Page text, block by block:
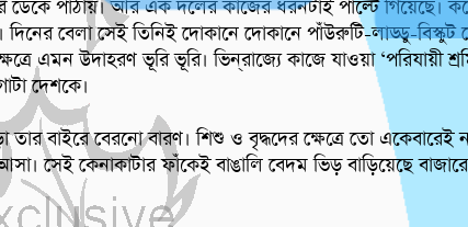
পাঠায়। আর এক দলের কাজের ধরনটাই পাল্টে গিয়েছে।
দিনের বেলা সেই তিনিই দোকানে দোকানে পাঁউরুটি-লাড্ডু-বিস্কুট
কাজে যাওয়া ‘পরিযায়ী শ্রমিক’দের কাজ
দেশকে।
তার বাইরে বেরনো বারণ। শিশু ও বৃদ্ধদের ক্ষেত্রে তো একেবারেই
সেই কেনাকাটার ফাঁকেই বাঙালি বেদম ভিড় বাড়িয়েছে